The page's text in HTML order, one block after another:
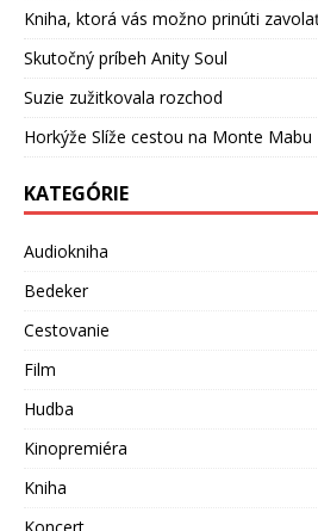
Kniha, ktorá vás možno prinúti
Skutočný príbeh Anity Soul
Suzie zužitkovala rozchod
Horkýže Slíže cestou na Monte Mabu
KATEGÓRIE
Audiokniha
Bedeker
Cestovanie
Film
Hudba
Kinopremiéra
Kniha
Koncert